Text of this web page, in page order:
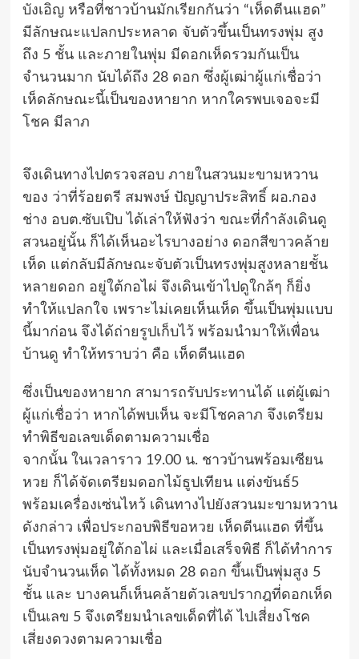
บังเอิญ หรือที่ชาวบ้านมักเรียกกันว่า “เห็ดตีนแฮด”
มีลักษณะแปลกประหลาด จับตัวขึ้นเป็นทรงพุ่ม สูง
ถึง 5 ชั้น และภายในพุ่ม มีดอกเห็ดรวมกันเป็น
จำนวนมาก นับได้ถึง 28 ดอก ซึ่งผู้เฒ่าผู้แก่เชื่อว่า
เห็ดลักษณะนี้เป็นของหายาก หากใครพบเจอจะมี
โชค มีลาภ
จึงเดินทางไปตรวจสอบ ภายในสวนมะขามหวาน
ของ ว่าที่ร้อยตรี สมพงษ์ ปัญญาประสิทธิ์ ผอ.กอง
ช่าง อบต.ซับเปิบ ได้เล่าให้ฟังว่า ขณะที่กำลังเดินดู
สวนอยู่นั้น ก็ได้เห็นอะไรบางอย่าง ดอกสีขาวคล้าย
เห็ด แต่กลับมีลักษณะจับตัวเป็นทรงพุ่มสูงหลายชั้น
หลายดอก อยู่ใต้กอไผ่ จึงเดินเข้าไปดูใกล้ๆ ก็ยิ่ง
ทำให้แปลกใจ เพราะไม่เคยเห็นเห็ด ขึ้นเป็นพุ่มแบบ
นี้มาก่อน จึงได้ถ่ายรูปเก็บไว้ พร้อมนำมาให้เพื่อน
บ้านดู ทำให้ทราบว่า คือ เห็ดตีนแฮด
ซึ่งเป็นของหายาก สามารถรับประทานได้ แต่ผู้เฒ่า
ผู้แก่เชื่อว่า หากได้พบเห็น จะมีโชคลาภ จึงเตรียม
ทำพิธีขอเลขเด็ดตามความเชื่อ
จากนั้น ในเวลาราว 19.00 น. ชาวบ้านพร้อมเซียน
หวย ก็ได้จัดเตรียมดอกไม้ธูปเทียน แต่งขันธ์5
พร้อมเครื่องเซ่นไหว้ เดินทางไปยังสวนมะขามหวาน
ดังกล่าว เพื่อประกอบพิธีขอหวย เห็ดตีนแฮด ที่ขึ้น
เป็นทรงพุ่มอยู่ใต้กอไผ่ และเมื่อเสร็จพิธี ก็ได้ทำการ
นับจำนวนเห็ด ได้ทั้งหมด 28 ดอก ขึ้นเป็นพุ่มสูง 5
ชั้น และ บางคนก็เห็นคล้ายตัวเลขปรากฎที่ดอกเห็ด
เป็นเลข 5 จึงเตรียมนำเลขเด็ดที่ได้ ไปเสี่ยงโชค
เสี่ยงดวงตามความเชื่อ